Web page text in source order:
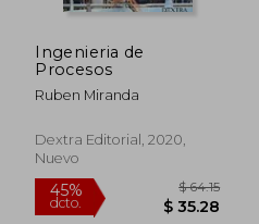
Ingenieria de
Procesos
Ruben Miranda
Dextra Editorial, 2020,
Nuevo